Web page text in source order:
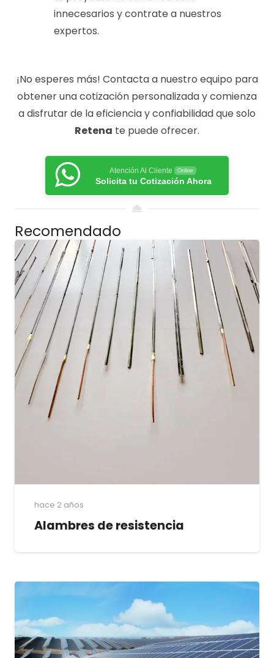
innecesarios y contrate a nuestros
expertos.
¡No esperes más! Contacta a nuestro equipo para
obtener una cotización personalizada y comienza
a disfrutar de la eficiencia y confiabilidad que solo
Retena te puede ofrecer.
Atención Al Cliente Online
Solicita tu Cotización Ahora
Recomendado
hace 2 años
Alambres de resistencia